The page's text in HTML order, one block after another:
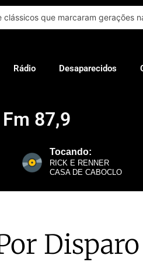
que marcaram gerações
Rádio Desaparecidos
87,9